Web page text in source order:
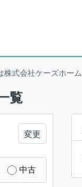
株式会社ケーズホーム
覧
変更
中古